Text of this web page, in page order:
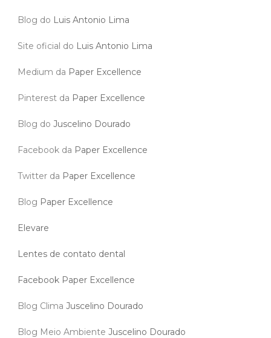
Blog do Luis Antonio Lima
Site oficial do Luis Antonio Lima
Medium da Paper Excellence
Pinterest da Paper Excellence
Blog do Juscelino Dourado
Facebook da Paper Excellence
Twitter da Paper Excellence
Blog Paper Excellence
Elevare
Lentes de contato dental
Facebook Paper Excellence
Blog Clima Juscelino Dourado
Blog Meio Ambiente Juscelino Dourado